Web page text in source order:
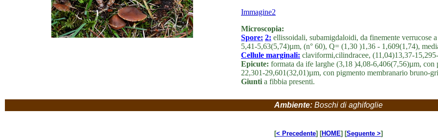
Immagine2
Microscopia:
Spore: 2: ellissoidali, subamigdaloidi, da finemente verrucose
5,41-5,63(5,74)µm, (n° 60), Q= (1,30 )1,36 - 1,609(1,74),
Cellule marginali: claviformi,cilindracee, (11,04)13,37-
Epicute: formata da ife larghe (3,18 )4,08-6,406(7,56)µm, con
22,301-29,601(32,01)µm, con pigmento membranario bruno-
Giunti a fibbia presenti.
Ambiente: Boschi di aghifoglie
[< Precedente] [HOME] [Seguente >]